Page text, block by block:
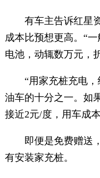
有车主告诉红星资
成本比预想更高。“
电池，动辄数万元，
“用家充桩充电，
油车的十分之一。如
接近2元/度，用车成
即便是免费赠送，
有安装家充桩。